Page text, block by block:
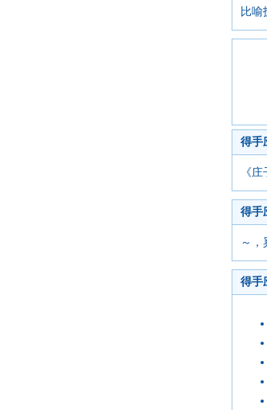
比喻
得手
《
得手
～
得手